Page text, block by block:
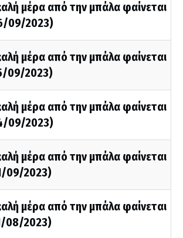
μέρα από την μπάλα φαίνεται
09/2023)
μέρα από την μπάλα φαίνεται
09/2023)
μέρα από την μπάλα φαίνεται
09/2023)
μέρα από την μπάλα φαίνεται
09/2023)
μέρα από την μπάλα φαίνεται
08/2023)